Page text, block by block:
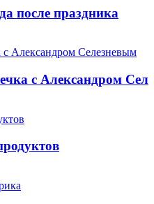
после праздника
с Александром